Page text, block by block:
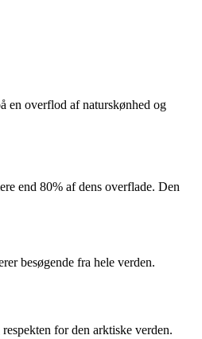
en overflod af naturskønhed og
end 80% af dens overflade. Den
besøgende fra hele verden.
for den arktiske verden.